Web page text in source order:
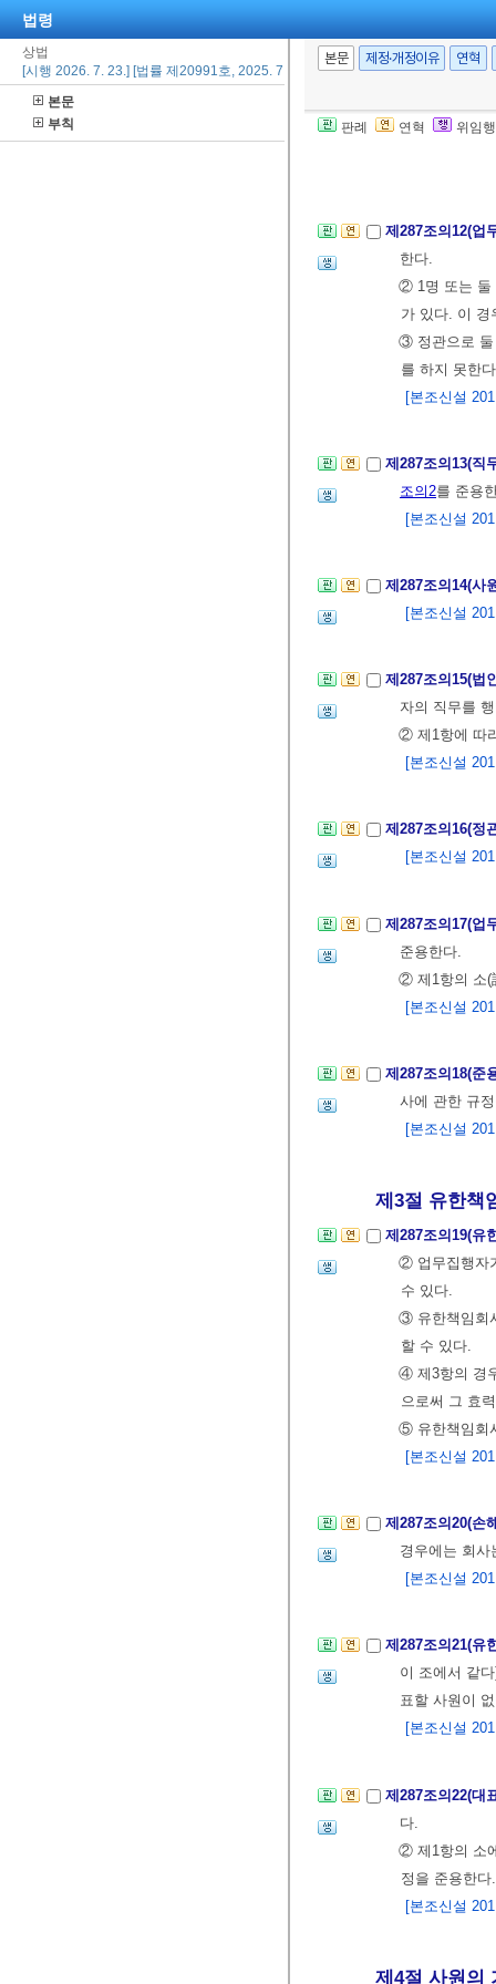
법령
상법
[시행 2026. 7. 23.] [법률 제20991호, 2025. 7. 22., 일부개정]
본문
부칙
본문 제정·개정이유 연혁
판례 연혁 위임
만 자기 또는
니한다.
제287조의12(업
한다.
② 1명 또는 둘
가 있다. 이
③ 정관으로 둘
를 하지 못한
[본조신설
제287조의13(직
조의2를 준용
[본조신설
제287조의14(사
[본조신설
제287조의15(법
자의 직무를
② 제1항에 따
[본조신설
제287조의16(정
[본조신설
제287조의17(업
준용한다.
② 제1항의 소(
[본조신설
제287조의18(준
사에 관한 규
[본조신설
제3절 유한책임
제287조의19(유
② 업무집행자
수 있다.
③ 유한책임회
할 수 있다.
④ 제3항의 경
으로써 그 효
⑤ 유한책임회
[본조신설
제287조의20(손
경우에는 회
[본조신설
제287조의21(유
이 조에서 같
표할 사원이
[본조신설
제287조의22(대
다.
② 제1항의 소
정을 준용한다.
[본조신설
제4절 사원의